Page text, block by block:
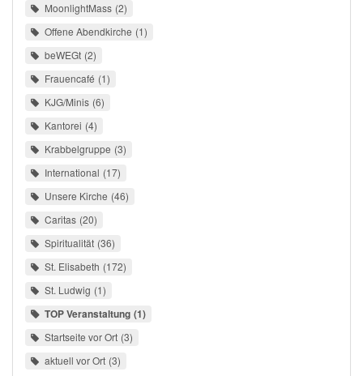
MoonlightMass 2
Offene Abendkirche 1
beWEGt 2
Frauencafé 1
KJG/Minis 6
Kantorei 4
Krabbelgruppe 3
International 17
Unsere Kirche 46
Caritas 20
Spiritualität 36
St. Elisabeth 172
St. Ludwig 1
TOP Veranstaltung 1
Startseite vor Ort 3
aktuell vor Ort 3